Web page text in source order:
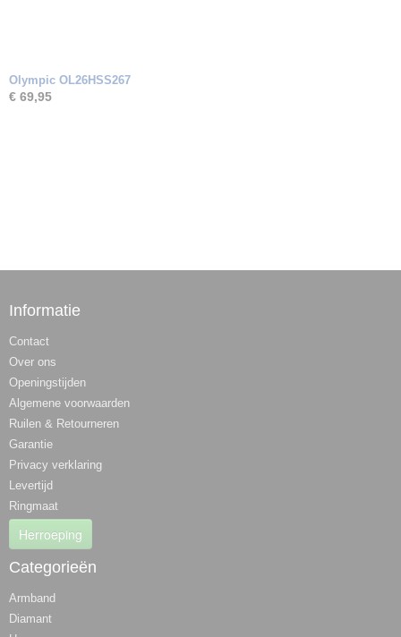
Olympic OL26HSS267
€ 69,95
Informatie
Contact
Over ons
Openingstijden
Algemene voorwaarden
Ruilen & Retourneren
Garantie
Privacy verklaring
Levertijd
Ringmaat
Herroeping
Categorieën
Armband
Diamant